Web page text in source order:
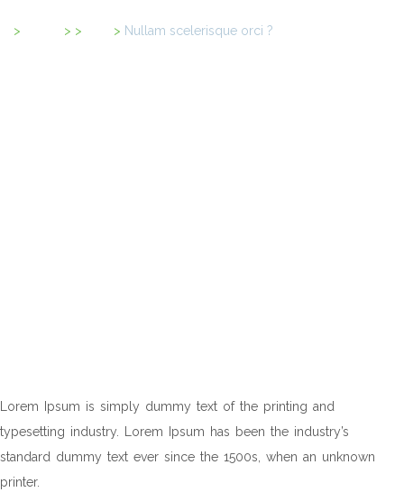
> > Nullam scelerisque orci ?
Lorem Ipsum is simply dummy text of the printing and
typesetting industry. Lorem Ipsum has been the industry’s
standard dummy text ever since the 1500s, when an unknown
printer.